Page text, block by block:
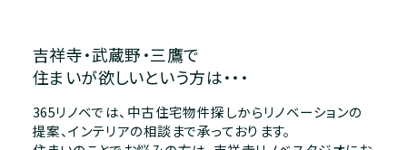
吉祥寺・武蔵野・三鷹で
住まいが欲しいという方は・・・
365リノベでは、中古住宅物件探しからリノベーションの
提案、インテリアの相談まで承っております。